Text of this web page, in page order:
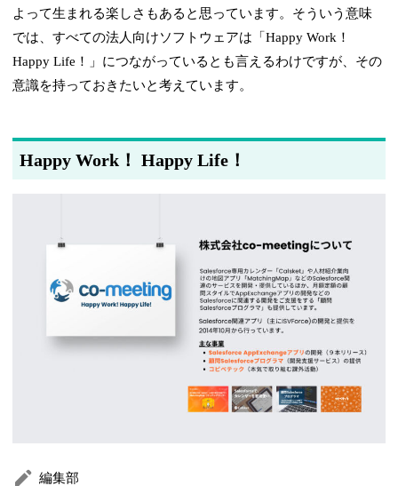
よって生まれる楽しさもあると思っています。そういう意味
では、すべての法人向けソフトウェアは「Happy Work！
Happy Life！」につながっているとも言えるわけですが、その
意識を持っておきたいと考えています。
Happy Work！ Happy Life！
編集部